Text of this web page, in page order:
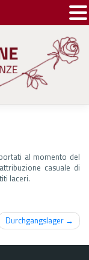
al momento del
casuale di
laceri.
Durchgangslager